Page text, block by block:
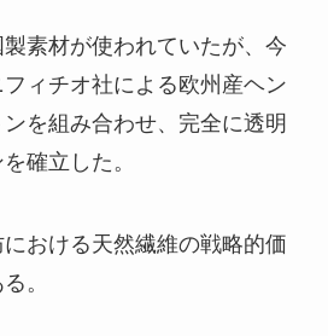
素材が使われていたが、今
ィチオ社による欧州産ヘン
を組み合わせ、完全に透明
確立した。
おける天然繊維の戦略的価
。